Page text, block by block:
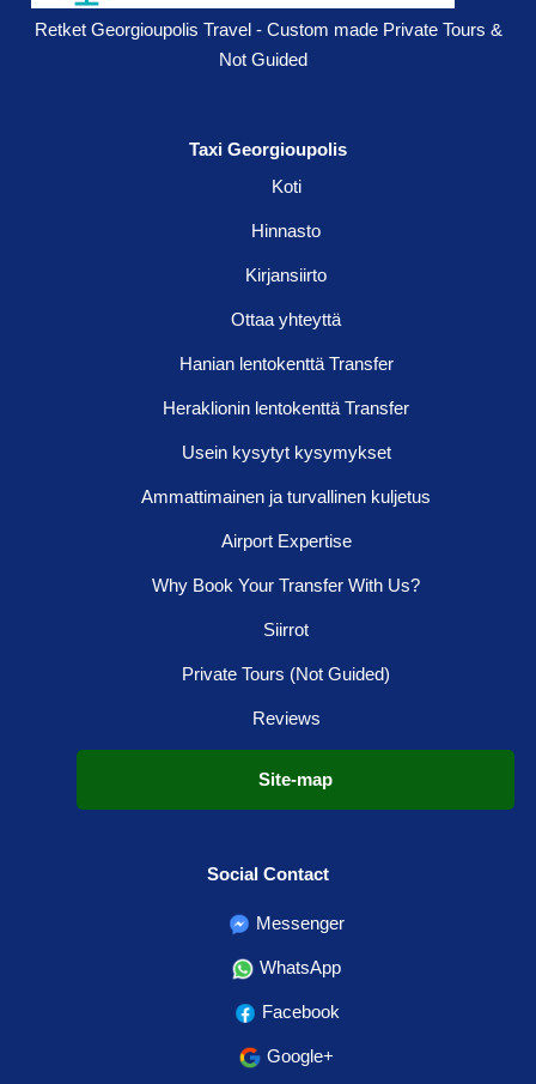
Retket Georgioupolis Travel - Custom made Private Tours &
Not Guided
Taxi Georgioupolis
Koti
Hinnasto
Kirjansiirto
Ottaa yhteyttä
Hanian lentokenttä Transfer
Heraklionin lentokenttä Transfer
Usein kysytyt kysymykset
Ammattimainen ja turvallinen kuljetus
Airport Expertise
Why Book Your Transfer With Us?
Siirrot
Private Tours (Not Guided)
Reviews
Site-map
Social Contact
Messenger
WhatsApp
Facebook
Google+